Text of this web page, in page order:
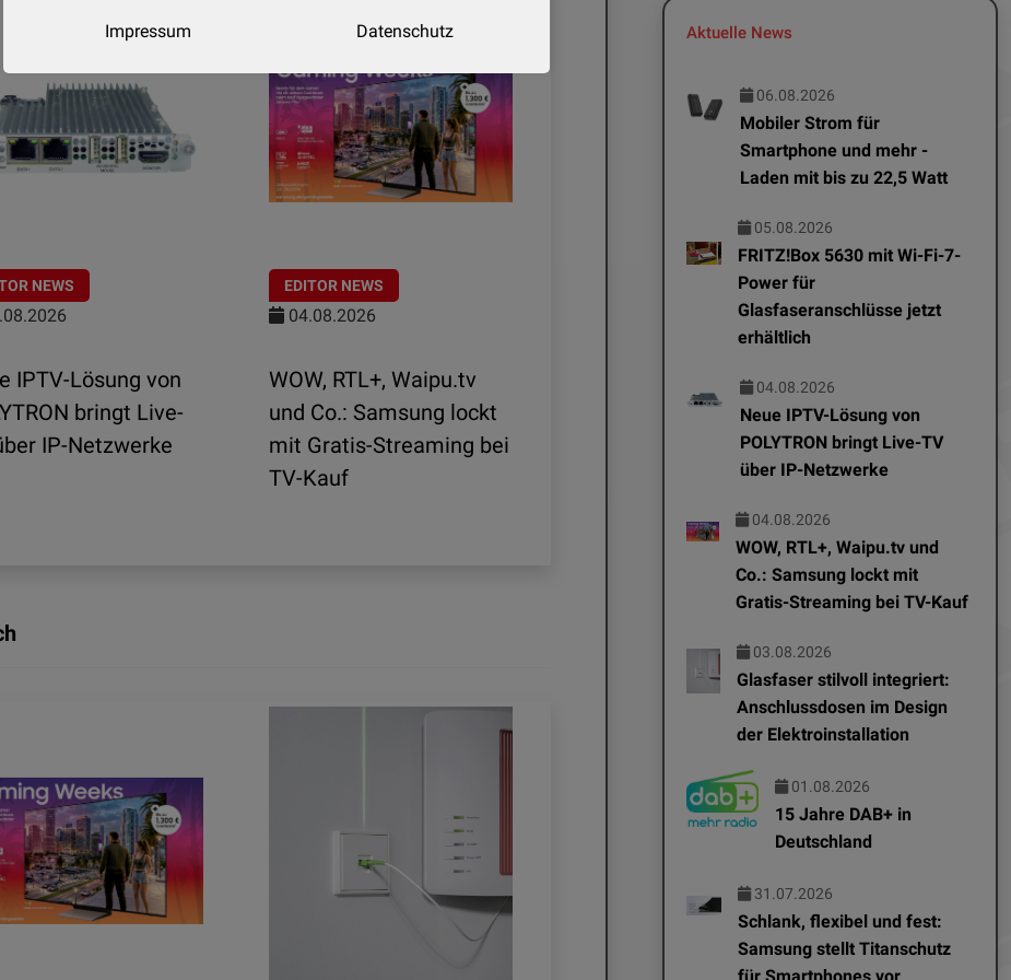
NEWS
IPTV-Lösung von
bringt Live-
IP-Netzwerke
EDITOR NEWS
04.08.2026
WOW, RTL+, Waipu.tv
und Co.: Samsung lockt
mit Gratis-Streaming bei
TV-Kauf
Glasfaser stilvoll
Anschlussdosen im
Elektroinstallation
06.08.2026
Laden mit
Watt
Aktuelle News
06.08.2026
Mobiler Strom für
Smartphone und mehr -
Laden mit bis zu 22,5 Watt
05.08.2026
FRITZ!Box 5630 mit Wi-Fi-7-
Power für
Glasfaseranschlüsse jetzt
erhältlich
04.08.2026
Neue IPTV-Lösung von
POLYTRON bringt Live-TV
über IP-Netzwerke
04.08.2026
WOW, RTL+, Waipu.tv und
Co.: Samsung lockt mit
Gratis-Streaming bei TV-Kauf
03.08.2026
Glasfaser stilvoll integriert:
Anschlussdosen im Design
der Elektroinstallation
01.08.2026
15 Jahre DAB+ in
Deutschland
31.07.2026
Schlank, flexibel und fest:
Samsung stellt Titanschutz
Impressum Datenschutz